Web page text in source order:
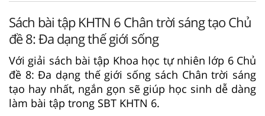
Sách bài tập KHTN 6 Chân trời sáng tạo Chủ
đề 8: Đa dạng thế giới sống
Với giải sách bài tập Khoa học tự nhiên lớp 6 Chủ
đề 8: Đa dạng thế giới sống sách Chân trời sáng
tạo hay nhất, ngắn gọn sẽ giúp học sinh dễ dàng
làm bài tập trong SBT KHTN 6.